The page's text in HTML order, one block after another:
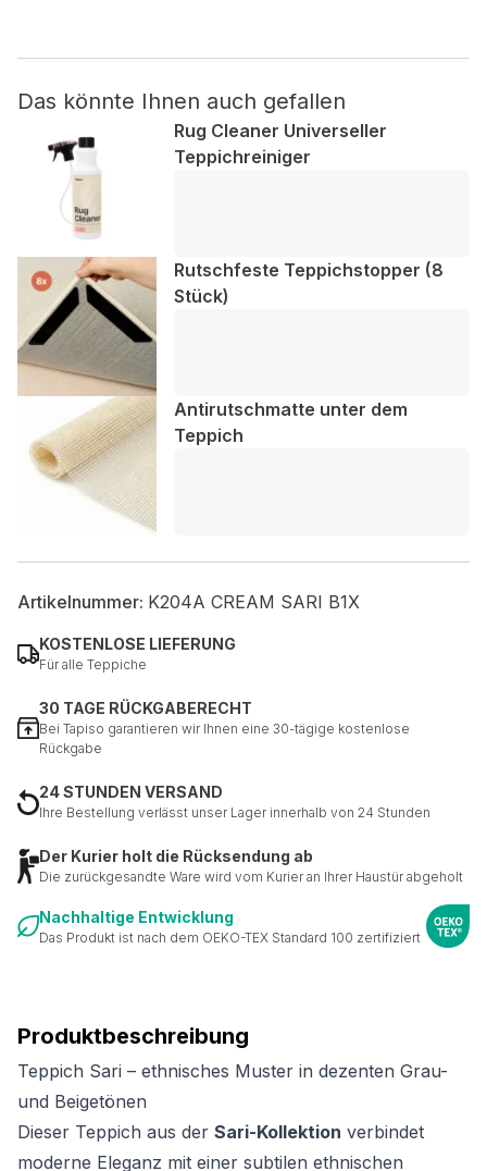
Produktbeschreibung
Teppich Sari – ethnisches Muster in dezenten Grau-
und Beigetönen
Dieser Teppich aus der Sari-Kollektion verbindet
moderne Eleganz mit einer subtilen ethnischen
Das könnte Ihnen auch gefallen
Rug Cleaner Universeller
Teppichreiniger
Rutschfeste Teppichstopper (8
Stück)
Antirutschmatte unter dem
Teppich
Artikelnummer: K204A CREAM SARI B1X
KOSTENLOSE LIEFERUNG
Für alle Teppiche
30 TAGE RÜCKGABERECHT
Bei Tapiso garantieren wir Ihnen eine 30-tägige kostenlose
Rückgabe
24 STUNDEN VERSAND
Ihre Bestellung verlässt unser Lager innerhalb von 24 Stunden
Der Kurier holt die Rücksendung ab
Die zurückgesandte Ware wird vom Kurier an Ihrer Haustür abgeholt
Nachhaltige Entwicklung
Das Produkt ist nach dem OEKO-TEX Standard 100 zertifiziert
Nicht kategorisiert.
Andere nicht kategorisierte Cookies sind solche, die
analysiert werden und noch keiner Kategorie zugeordnet
wurden.
Meine Einstellungen speichern
Alle akzeptieren